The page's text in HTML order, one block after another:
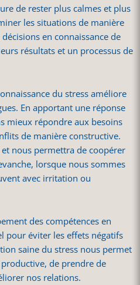
de rester plus calmes et plus
les situations de manière
en connaissance de
résultats et un processus de
du stress améliore
En apportant une réponse
mieux répondre aux besoins
de manière constructive.
nous permettra de coopérer
lorsque nous sommes
avec irritation ou
des compétences en
pour éviter les effets négatifs
saine du stress nous permet
de prendre de
nos relations.